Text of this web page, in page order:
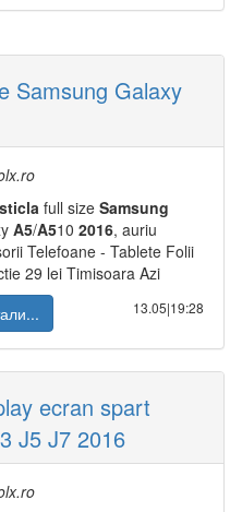
Samsung Galaxy
sticla full size Samsung
A5/A510 2016, auriu
Telefoane - Tablete Folii
29 lei Timisoara Azi
13.05|19:28
ecran spart
J5 J7 2016